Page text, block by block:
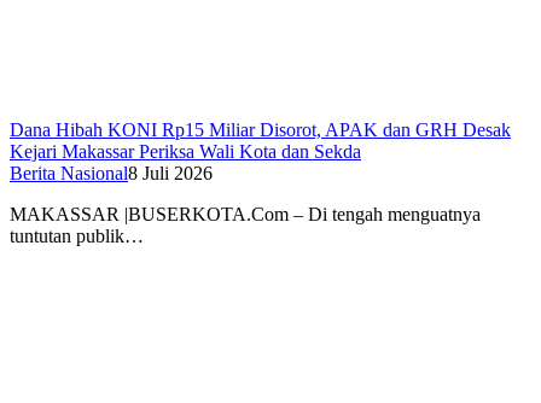
Dana Hibah KONI Rp15 Miliar Disorot, APAK dan GRH Desak
Kejari Makassar Periksa Wali Kota dan Sekda
Berita Nasional8 Juli 2026
MAKASSAR |BUSERKOTA.Com – Di tengah menguatnya
tuntutan publik…